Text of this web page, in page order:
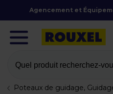
Agencement et
Quel produit recherchez-
Poteaux de guidage,